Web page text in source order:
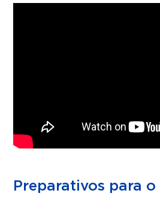
Preparativos para o